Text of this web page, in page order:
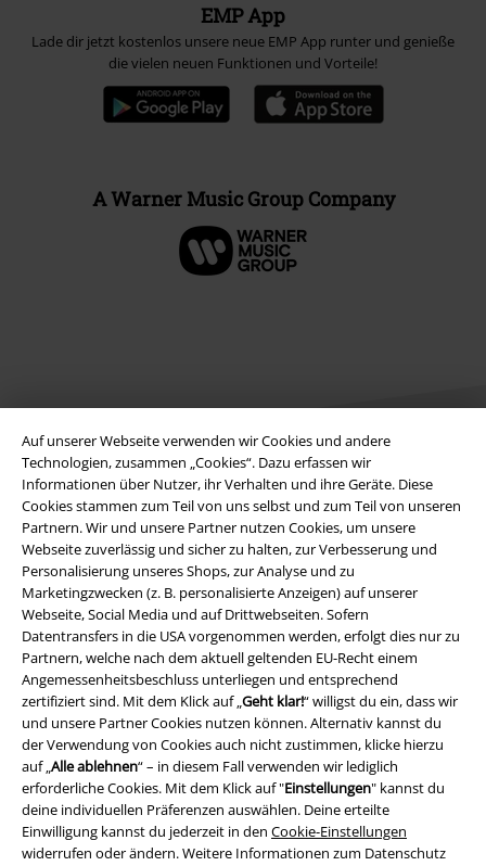
Auf unserer Webseite verwenden wir Cookies und andere
Technologien, zusammen „Cookies“. Dazu erfassen wir
Informationen über Nutzer, ihr Verhalten und ihre Geräte. Diese
Cookies stammen zum Teil von uns selbst und zum Teil von unseren
Partnern. Wir und unsere Partner nutzen Cookies, um unsere
Webseite zuverlässig und sicher zu halten, zur Verbesserung und
Personalisierung unseres Shops, zur Analyse und zu
Marketingzwecken (z. B. personalisierte Anzeigen) auf unserer
Webseite, Social Media und auf Drittwebseiten. Sofern
Datentransfers in die USA vorgenommen werden, erfolgt dies nur zu
Partnern, welche nach dem aktuell geltenden EU-Recht einem
Angemessenheitsbeschluss unterliegen und entsprechend
zertifiziert sind. Mit dem Klick auf „Geht klar!“ willigst du ein, dass wir
und unsere Partner Cookies nutzen können. Alternativ kannst du
der Verwendung von Cookies auch nicht zustimmen, klicke hierzu
auf „Alle ablehnen“ – in diesem Fall verwenden wir lediglich
erforderliche Cookies. Mit dem Klick auf "Einstellungen" kannst du
deine individuellen Präferenzen auswählen. Deine erteilte
Einwilligung kannst du jederzeit in den Cookie-Einstellungen
widerrufen oder ändern. Weitere Informationen zum Datenschutz
EMP App
Lade dir jetzt kostenlos unsere neue EMP App runter und genieße
die vielen neuen Funktionen und Vorteile!
A Warner Music Group Company
Rechtliches
AGB
Impressum
Entsorgung und Umweltschutz
Konformitätserklärung
Information zur Barrierefreiheit
Cookie-Einstellungen